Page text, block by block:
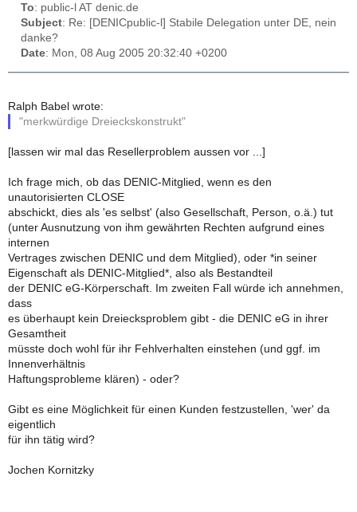
To: public-l AT denic.de
Subject: Re: [DENICpublic-l] Stabile Delegation unter DE, nein
danke?
Date: Mon, 08 Aug 2005 20:32:40 +0200
Ralph Babel wrote:
"merkwürdige Dreieckskonstrukt"
[lassen wir mal das Resellerproblem aussen vor ...]
Ich frage mich, ob das DENIC-Mitglied, wenn es den
unautorisierten CLOSE
abschickt, dies als 'es selbst' (also Gesellschaft, Person, o.ä.) tut
(unter Ausnutzung von ihm gewährten Rechten aufgrund eines
internen
Vertrages zwischen DENIC und dem Mitglied), oder *in seiner
Eigenschaft als DENIC-Mitglied*, also als Bestandteil
der DENIC eG-Körperschaft. Im zweiten Fall würde ich annehmen,
dass
es überhaupt kein Dreiecksproblem gibt - die DENIC eG in ihrer
Gesamtheit
müsste doch wohl für ihr Fehlverhalten einstehen (und ggf. im
Innenverhältnis
Haftungsprobleme klären) - oder?
Gibt es eine Möglichkeit für einen Kunden festzustellen, 'wer' da
eigentlich
für ihn tätig wird?
Jochen Kornitzky